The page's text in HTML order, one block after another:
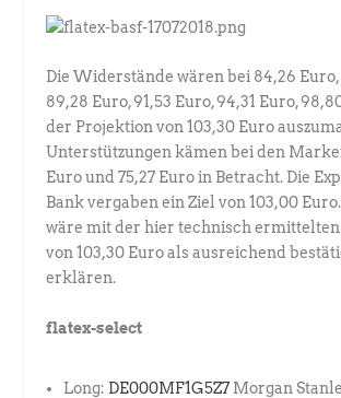
Die Widerstände wären bei 84,26 Euro,
89,28 Euro, 91,53 Euro, 94,31 Euro,
der Projektion von 103,30 Euro
Unterstützungen kämen bei den
Euro und 75,27 Euro in Betracht. Die
Bank vergaben ein Ziel von 103,00
wäre mit der hier technisch
von 103,30 Euro als ausreichend
erklären.
flatex-select
Long: DE000MF1G5Z7 Morgan